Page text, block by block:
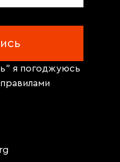
я погоджуюсь